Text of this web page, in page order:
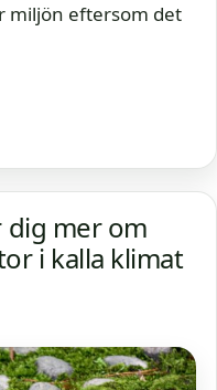
miljön eftersom det
dig mer om
i kalla klimat